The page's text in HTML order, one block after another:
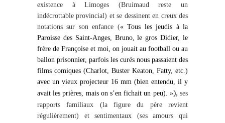
existence à Limoges (Bruimaud reste un
indécrottable provincial) et se dessinent en creux des
notations sur son enfance (« Tous les jeudis à la
Paroisse des Saint-Anges, Bruno, le gros Didier, le
frère de Françoise et moi, on jouait au football ou au
ballon prisonnier, parfois les curés nous passaient des
films comiques (Charlot, Buster Keaton, Fatty, etc.)
avec un vieux projecteur 16 mm (bien entendu, il y
avait les prières, mais on s’en fichait un peu). »), ses
rapports familiaux (la figure du père revient
régulièrement) et sentimentaux (ses amours qui